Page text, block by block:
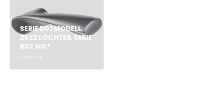
SERIE D01 MODELL
2522 LOCHTEIL SERIE
B02 GIS®